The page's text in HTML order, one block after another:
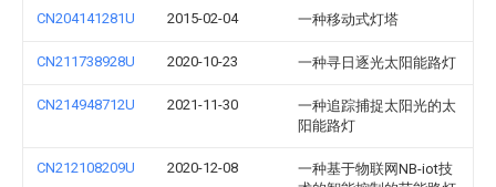
CN204141281U 2015-02-04 一种移动式灯塔
CN211738928U 2020-10-23 一种寻日逐光太阳能路灯
CN214948712U 2021-11-30
一种追踪捕捉太阳光的太
阳能路灯
CN212108209U 2020-12-08
一种基于物联网NB-iot技